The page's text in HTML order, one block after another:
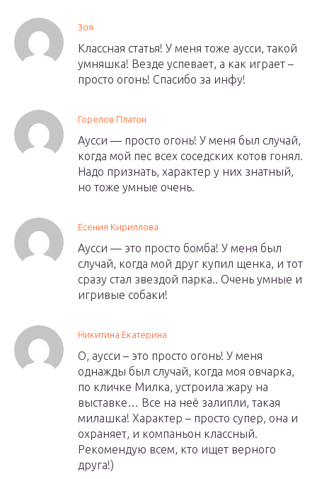
Зоя
Классная статья! У меня тоже аусси, такой
умняшка! Везде успевает, а как играет –
просто огонь! Спасибо за инфу!
Горелов Платон
Аусси — просто огонь! У меня был случай,
когда мой пес всех соседских котов гонял.
Надо признать, характер у них знатный,
но тоже умные очень.
Есения Кириллова
Аусси — это просто бомба! У меня был
случай, когда мой друг купил щенка, и тот
сразу стал звездой парка.. Очень умные и
игривые собаки!
Никитина Екатерина
О, аусси – это просто огонь! У меня
однажды был случай, когда моя овчарка,
по кличке Милка, устроила жару на
выставке… Все на неё залипли, такая
милашка! Характер – просто супер, она и
охраняет, и компаньон классный.
Рекомендую всем, кто ищет верного
друга!)